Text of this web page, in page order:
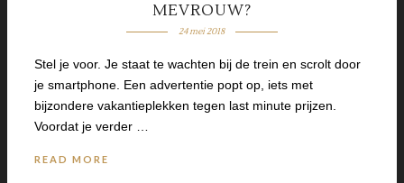
MEVROUW?
24 mei 2018
Stel je voor. Je staat te wachten bij de trein en scrolt door
je smartphone. Een advertentie popt op, iets met
bijzondere vakantieplekken tegen last minute prijzen.
Voordat je verder …
READ MORE